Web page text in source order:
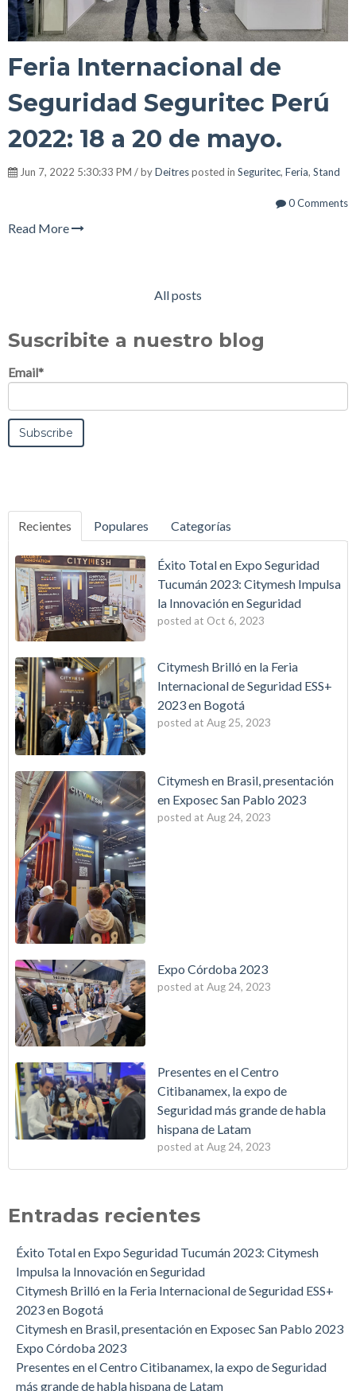
Feria Internacional de
Seguridad Seguritec Perú
2022: 18 a 20 de mayo.
Jun 7, 2022 5:30:33 PM / byDeitresposted in Seguritec, Feria, Stand
0 Comments
Read More
All posts
Suscribite a nuestro blog
Email*
Recientes Populares Categorías
Éxito Total en Expo Seguridad
Tucumán 2023: Citymesh Impulsa
la Innovación en Seguridad
posted at Oct 6, 2023
Citymesh Brilló en la Feria
Internacional de Seguridad ESS+
2023 en Bogotá
posted at Aug 25, 2023
Citymesh en Brasil, presentación
en Exposec San Pablo 2023
posted at Aug 24, 2023
Expo Córdoba 2023
posted at Aug 24, 2023
Presentes en el Centro
Citibanamex, la expo de
Seguridad más grande de habla
hispana de Latam
posted at Aug 24, 2023
de mayo.
2G?
Los inversores argentinos que se la juegan por el país: a quiénes
le dieron US$ 41.600 millones
Neutrón: la tecnología como forma de vida
Recibimos la visita del Ministro de Producción de Nación
Matias Kulfas
Webinar: Se terminan la líneas de cobre y el 2g... ¿Problema un
Stand(2)
Bogotá(1)
Brasil(1)
Colombia(1)
Córdoba (1)
Inversión(1)
Ministerio de Producción
see all
Entradas recientes
Éxito Total en Expo Seguridad Tucumán 2023: Citymesh
Impulsa la Innovación en Seguridad
Citymesh Brilló en la Feria Internacional de Seguridad ESS+
2023 en Bogotá
Citymesh en Brasil, presentación en Exposec San Pablo 2023
Expo Córdoba 2023
Presentes en el Centro Citibanamex, la expo de Seguridad
más grande de habla hispana de Latam